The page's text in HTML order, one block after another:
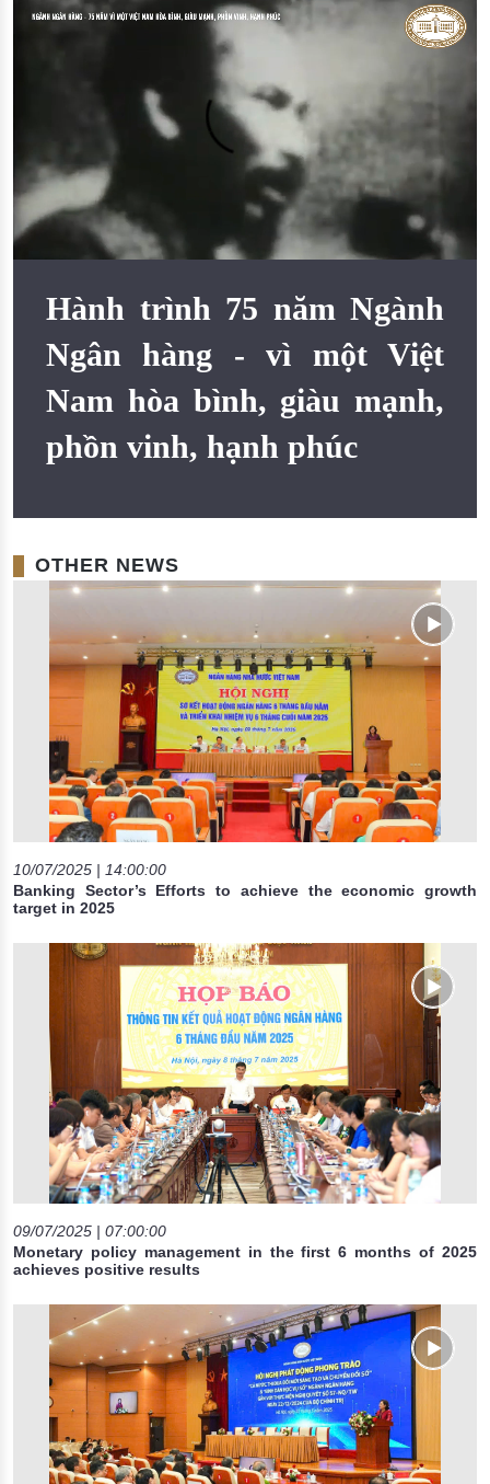
Đào tạo ISO
Hành trình 75 năm Ngành
Ngân hàng - vì một Việt
Nam hòa bình, giàu mạnh,
phồn vinh, hạnh phúc
OTHER NEWS
10/07/2025 | 14:00:00
Banking Sector’s Efforts to achieve the economic growth
target in 2025
09/07/2025 | 07:00:00
Monetary policy management in the first 6 months of 2025
achieves positive results